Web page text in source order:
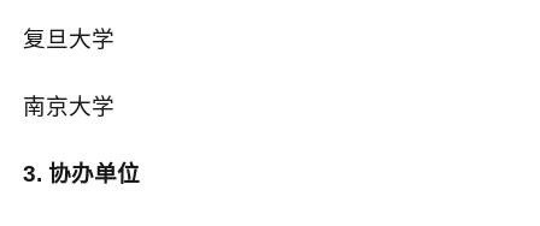
复旦大学
南京大学
3. 协办单位